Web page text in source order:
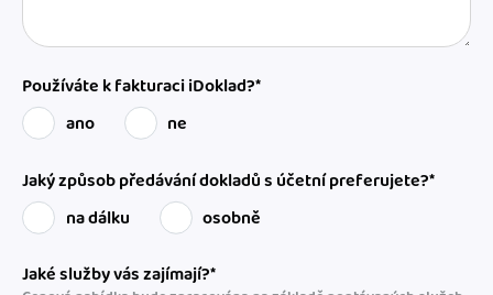
Používáte k fakturaci iDoklad?*
ano
ne
Jaký způsob předávání dokladů s účetní preferujete?*
na dálku
osobně
Jaké služby vás zajímají?*